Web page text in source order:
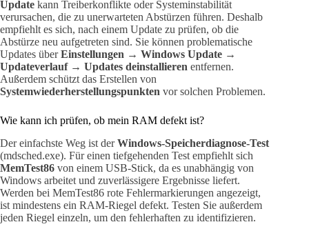
Update kann Treiberkonflikte oder Systeminstabilität
verursachen, die zu unerwarteten Abstürzen führen. Deshalb
empfiehlt es sich, nach einem Update zu prüfen, ob die
Abstürze neu aufgetreten sind. Sie können problematische
Updates überEinstellungen → Windows Update →
Updateverlauf → Updates deinstallieren entfernen.
Außerdem schützt das Erstellen von
Systemwiederherstellungspunkten vor solchen Problemen.
Wie kann ich prüfen, ob mein RAM defekt ist?
Der einfachste Weg ist derWindows-Speicherdiagnose-Test
(mdsched.exe). Für einen tiefgehenden Test empfiehlt sich
MemTest86 von einem USB-Stick, da es unabhängig von
Windows arbeitet und zuverlässigere Ergebnisse liefert.
Werden bei MemTest86 rote Fehlermarkierungen angezeigt,
ist mindestens ein RAM-Riegel defekt. Testen Sie außerdem
jeden Riegel einzeln, um den fehlerhaften zu identifizieren.